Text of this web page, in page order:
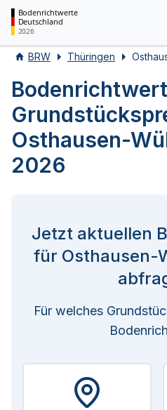
Bodenrichtwerte
Deutschland
2026
BRW Thüringen
Osthausen-
2026
Jetzt aktuellen
für Osthausen-
Für welches